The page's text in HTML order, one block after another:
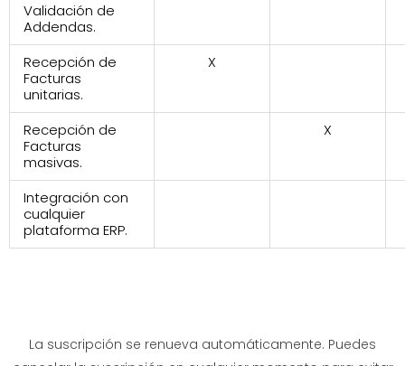
Validación de
Addendas.
Recepción de
Facturas
unitarias.
X
Recepción de
Facturas
masivas.
X
Integración con
cualquier
plataforma ERP.
La suscripción se renueva automáticamente. Puedes